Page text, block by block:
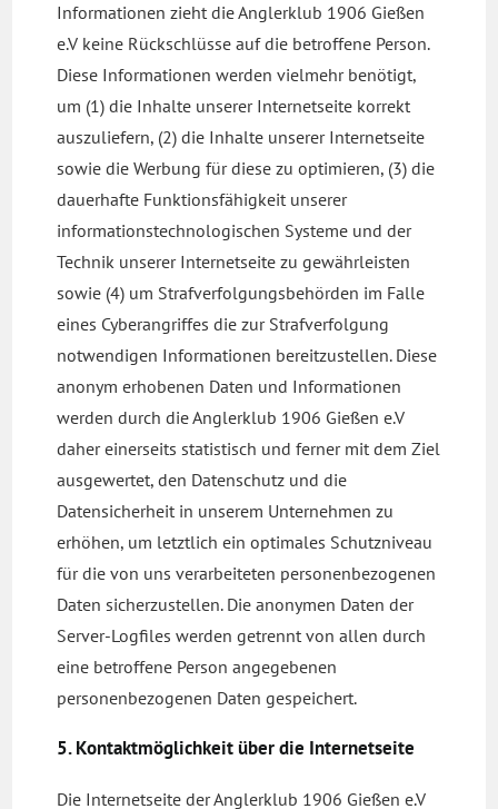
Informationen zieht die Anglerklub 1906 Gießen
e.V keine Rückschlüsse auf die betroffene Person.
Diese Informationen werden vielmehr benötigt,
um (1) die Inhalte unserer Internetseite korrekt
auszuliefern, (2) die Inhalte unserer Internetseite
sowie die Werbung für diese zu optimieren, (3) die
dauerhafte Funktionsfähigkeit unserer
informationstechnologischen Systeme und der
Technik unserer Internetseite zu gewährleisten
sowie (4) um Strafverfolgungsbehörden im Falle
eines Cyberangriffes die zur Strafverfolgung
notwendigen Informationen bereitzustellen. Diese
anonym erhobenen Daten und Informationen
werden durch die Anglerklub 1906 Gießen e.V
daher einerseits statistisch und ferner mit dem Ziel
ausgewertet, den Datenschutz und die
Datensicherheit in unserem Unternehmen zu
erhöhen, um letztlich ein optimales Schutzniveau
für die von uns verarbeiteten personenbezogenen
Daten sicherzustellen. Die anonymen Daten der
Server-Logfiles werden getrennt von allen durch
eine betroffene Person angegebenen
personenbezogenen Daten gespeichert.
5. Kontaktmöglichkeit über die Internetseite
Die Internetseite der Anglerklub 1906 Gießen e.V